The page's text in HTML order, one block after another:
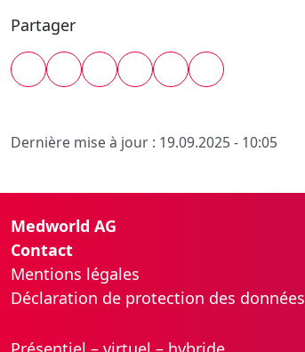
Partager
Dernière mise à jour : 19.09.2025 - 10:05
Medworld AG
Contact
Mentions légales
Déclaration de protection des données